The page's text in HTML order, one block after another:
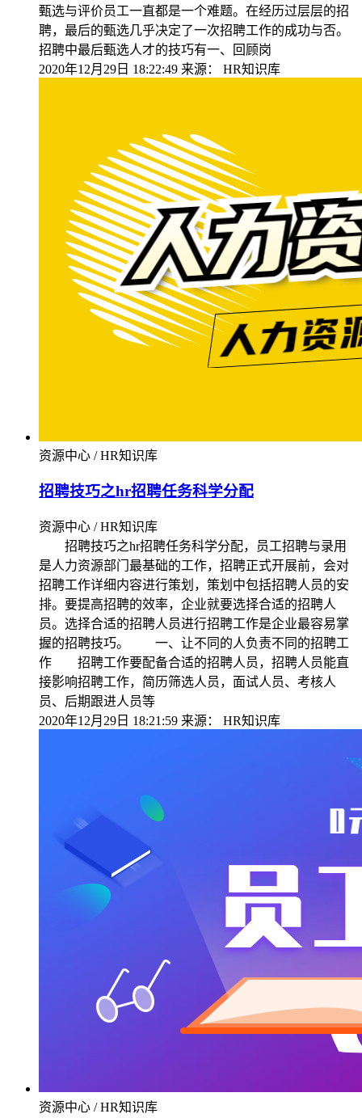
甄选与评价员工一直都是一个难题。在经历过层层的招
聘，最后的甄选几乎决定了一次招聘工作的成功与否。
招聘中最后甄选人才的技巧有一、回顾岗
2020年12月29日 18:22:49 来源： HR知识库
资源中心 / HR知识库
招聘技巧之hr招聘任务科学分配
资源中心 / HR知识库
招聘技巧之hr招聘任务科学分配，员工招聘与录用
是人力资源部门最基础的工作，招聘正式开展前，会对
招聘工作详细内容进行策划，策划中包括招聘人员的安
排。要提高招聘的效率，企业就要选择合适的招聘人
员。选择合适的招聘人员进行招聘工作是企业最容易掌
握的招聘技巧。 一、让不同的人负责不同的招聘工
作 招聘工作要配备合适的招聘人员，招聘人员能直
接影响招聘工作，简历筛选人员，面试人员、考核人
员、后期跟进人员等
2020年12月29日 18:21:59 来源： HR知识库
资源中心 / HR知识库